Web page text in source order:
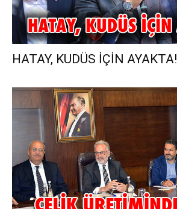
HATAY, KUDÜS İÇİN AYAKTA!